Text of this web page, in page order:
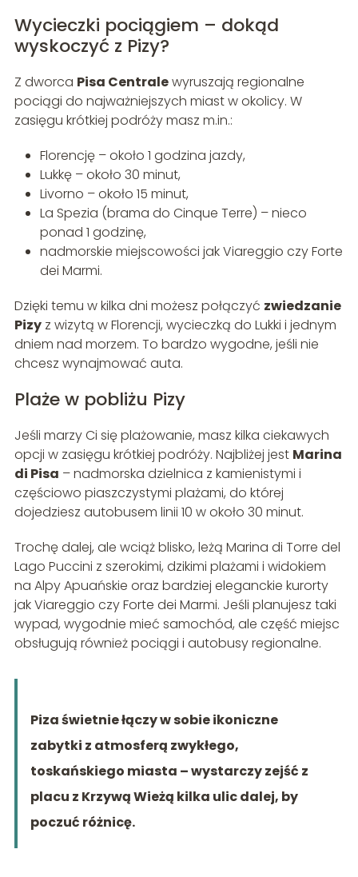
Wycieczki pociągiem – dokąd
wyskoczyć z Pizy?
Z dworca Pisa Centralewyruszają regionalne
pociągi do najważniejszych miast w okolicy. W
zasięgu krótkiej podróży masz m.in.:
Florencję – około 1 godzina jazdy,
Lukkę – około 30 minut,
Livorno – około 15 minut,
La Spezia (brama do Cinque Terre) – nieco
ponad 1 godzinę,
nadmorskie miejscowości jak Viareggio czy Forte
dei Marmi.
Dzięki temu w kilka dni możesz połączyć zwiedzanie
Pizyz wizytą w Florencji, wycieczką do Lukki i jednym
dniem nad morzem. To bardzo wygodne, jeśli nie
chcesz wynajmować auta.
Plaże w pobliżu Pizy
Jeśli marzy Ci się plażowanie, masz kilka ciekawych
opcji w zasięgu krótkiej podróży. Najbliżej jest Marina
di Pisa – nadmorska dzielnica z kamienistymi i
częściowo piaszczystymi plażami, do której
dojedziesz autobusem linii 10 w około 30 minut.
Trochę dalej, ale wciąż blisko, leżą Marina di Torre del
Lago Puccini z szerokimi, dzikimi plażami i widokiem
na Alpy Apuańskie oraz bardziej eleganckie kurorty
jak Viareggio czy Forte dei Marmi. Jeśli planujesz taki
wypad, wygodnie mieć samochód, ale część miejsc
obsługują również pociągi i autobusy regionalne.
Piza świetnie łączy w sobie ikoniczne
zabytki z atmosferą zwykłego,
toskańskiego miasta – wystarczy zejść z
placu z Krzywą Wieżą kilka ulic dalej, by
poczuć różnicę.